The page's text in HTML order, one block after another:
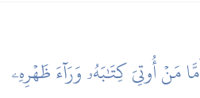
مَنۡ أُوتِيَ كِتَٰبَهُۥ وَرَآءَ ظَهۡرِهِۦ